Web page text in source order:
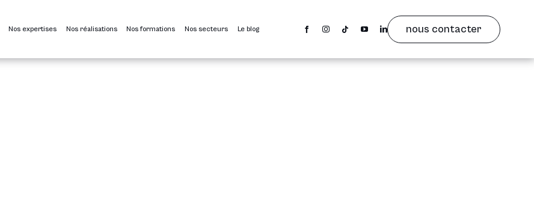
Nos expertises Nos réalisations Nos formations Nos secteurs Le blog nous contacter